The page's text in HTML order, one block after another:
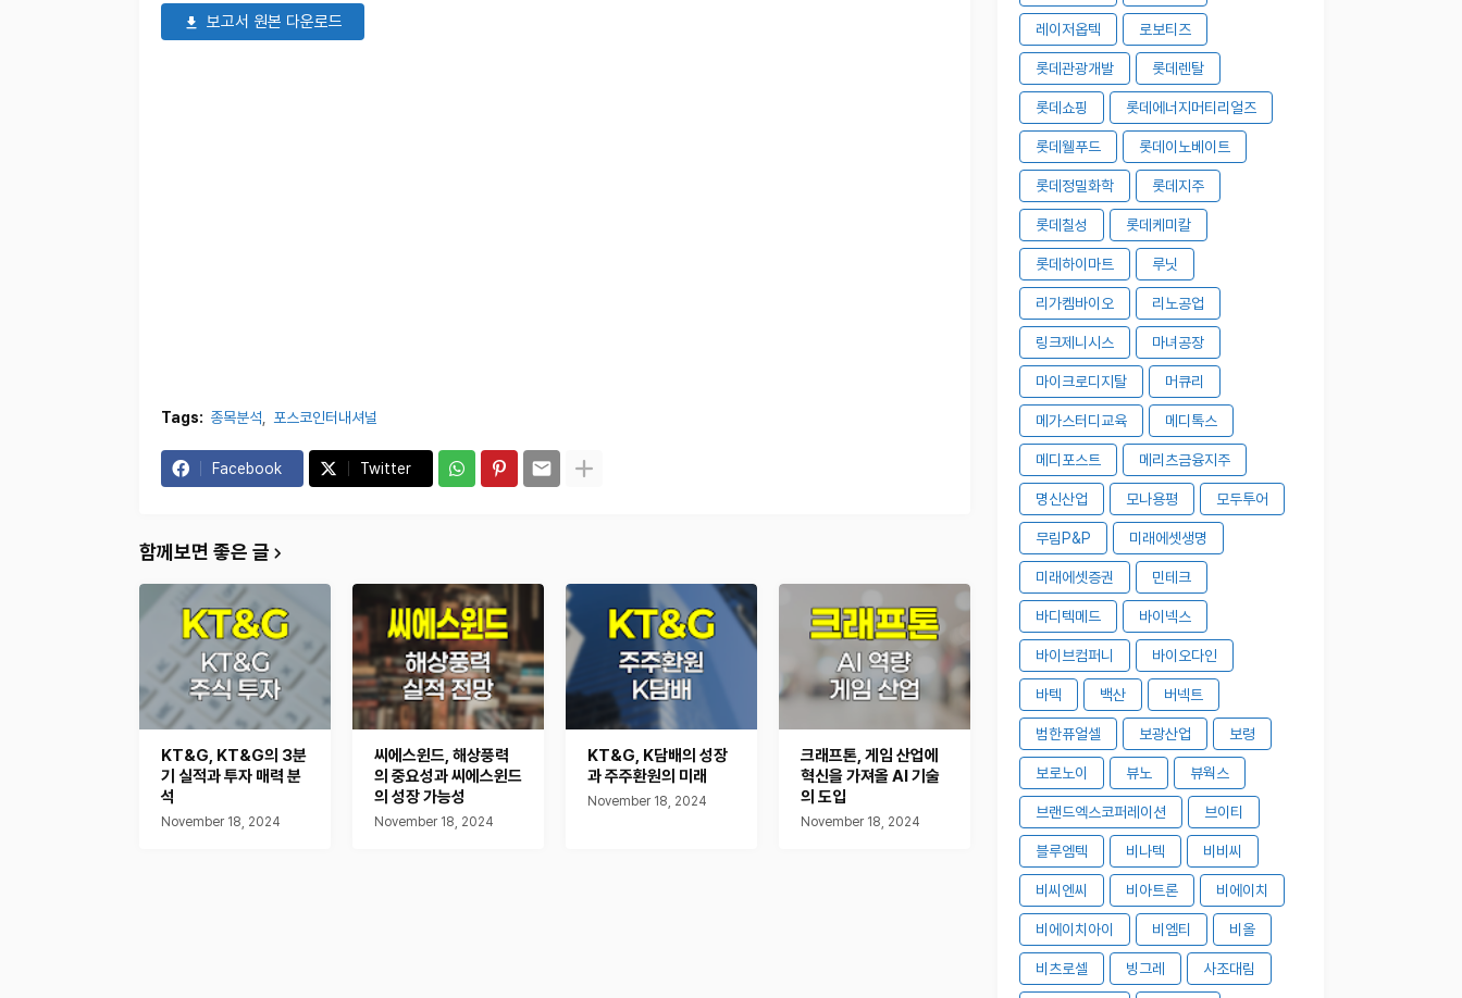
보고서 원본 다운로드
Tags: 종목분석 포스코인터내셔널
Facebook Twitter
함께보면 좋은 글
KT&G, KT&G의 3분
기 실적과 투자 매력 분
석
November 18, 2024
씨에스윈드, 해상풍력
의 중요성과 씨에스윈드
의 성장 가능성
November 18, 2024
KT&G, K담배의 성장
과 주주환원의 미래
November 18, 2024
크래프톤, 게임 산업에
혁신을 가져올 AI 기술
의 도입
November 18, 2024
레이저옵텍 로보티즈
롯데관광개발 롯데렌탈
롯데쇼핑 롯데에너지머티리얼즈
롯데웰푸드 롯데이노베이트
롯데정밀화학 롯데지주
롯데칠성 롯데케미칼
롯데하이마트 루닛
리가켐바이오 리노공업
링크제니시스 마녀공장
마이크로디지탈 머큐리
메가스터디교육 메디톡스
메디포스트 메리츠금융지주
명신산업 모나용평 모두투어
무림P&P 미래에셋생명
미래에셋증권 민테크
바디텍메드 바이넥스
바이브컴퍼니 바이오다인
바텍 백산 버넥트
범한퓨얼셀 보광산업 보령
보로노이 뷰노 뷰웍스
브랜드엑스코퍼레이션 브이티
블루엠텍 비나텍 비비씨
비씨엔씨 비아트론 비에이치
비에이치아이 비엠티 비올
비츠로셀 빙그레 사조대림